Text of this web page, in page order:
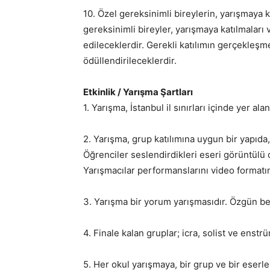
10. Özel gereksinimli bireylerin, yarışmaya
gereksinimli bireyler, yarışmaya
edileceklerdir. Gerekli katılımın
ödüllendirileceklerdir.
Etkinlik / Yarışma Şartları
1. Yarışma, İstanbul il sınırları içinde yer
2. Yarışma, grup katılımına uygun bir
Öğrenciler seslendirdikleri eseri görüntülü
Yarışmacılar performanslarını video
3. Yarışma bir yorum yarışmasıdır. Özgün
4. Finale kalan gruplar; icra, solist ve
5. Her okul yarışmaya, bir grup ve bir